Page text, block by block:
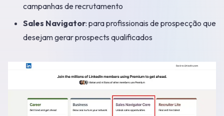
campanhas de recrutamento
Sales Navigator: para profissionais de prospecção que
desejam gerar prospects qualificados